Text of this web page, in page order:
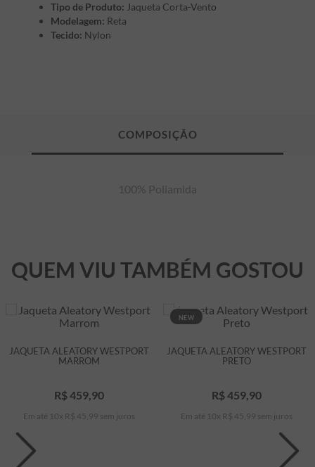
Tipo de Produto: Jaqueta Corta-Vento
Modelagem: Reta
Tecido: Nylon
100% Poliamida
QUEM VIU TAMBÉM GOSTOU
JAQUETA ALEATORY WESTPORT
MARROM
R$459,90
Em até 10 x R$ 45 99 sem juros
NEW
JAQUETA ALEATORY WESTPORT
PRETO
R$459,90
Em até 10 x R$ 45 99 sem juros